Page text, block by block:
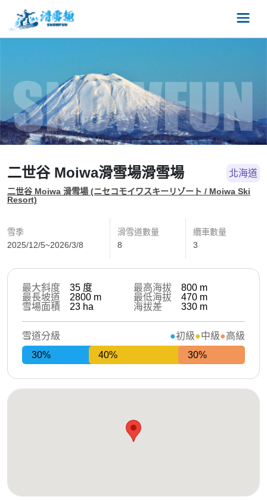
二世谷 Moiwa滑雪場滑雪場 北海道
二世谷 Moiwa 滑雪場 (ニセコモイワスキーリゾート / Moiwa Ski
Resort)
雪季
2025/12/5~2026/3/8
滑雪道數量
8
纜車數量
3
最大斜度 35 度
最長坡道
2800 m
雪場面積
23 ha
最高海拔 800 m
最低海拔
470 m
海拔差
330 m
雪道分級 初級 中級
高級
30%
40% 30%